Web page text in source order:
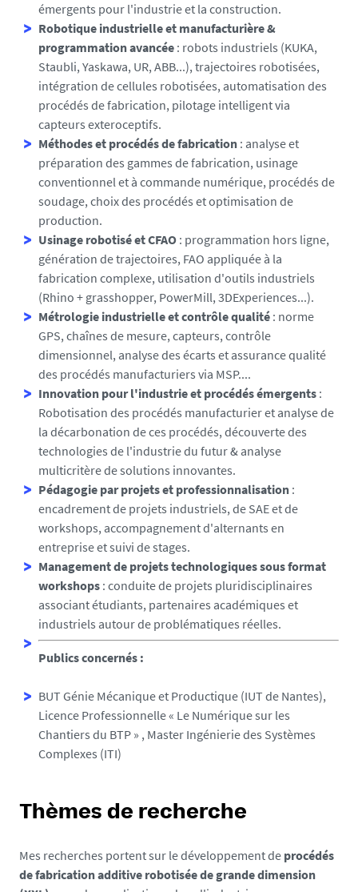
émergents pour l'industrie et la construction.
Robotique industrielle et manufacturière &
programmation avancée : robots industriels (KUKA,
Staubli, Yaskawa, UR, ABB...), trajectoires robotisées,
intégration de cellules robotisées, automatisation des
procédés de fabrication, pilotage intelligent via
capteurs exteroceptifs.
Méthodes et procédés de fabrication : analyse et
préparation des gammes de fabrication, usinage
conventionnel et à commande numérique, procédés de
soudage, choix des procédés et optimisation de
production.
Usinage robotisé et CFAO : programmation hors ligne,
génération de trajectoires, FAO appliquée à la
fabrication complexe, utilisation d'outils industriels
(Rhino + grasshopper, PowerMill, 3DExperiences...).
Métrologie industrielle et contrôle qualité : norme
GPS, chaînes de mesure, capteurs, contrôle
dimensionnel, analyse des écarts et assurance qualité
des procédés manufacturiers via MSP....
Innovation pour l'industrie et procédés émergents :
Robotisation des procédés manufacturier et analyse de
la décarbonation de ces procédés, découverte des
technologies de l'industrie du futur & analyse
multicritère de solutions innovantes.
Pédagogie par projets et professionnalisation :
encadrement de projets industriels, de SAE et de
workshops, accompagnement d'alternants en
entreprise et suivi de stages.
Management de projets technologiques sous format
workshops : conduite de projets pluridisciplinaires
associant étudiants, partenaires académiques et
industriels autour de problématiques réelles.
Publics concernés :
BUT Génie Mécanique et Productique (IUT de Nantes),
Licence Professionnelle « Le Numérique sur les
Chantiers du BTP » , Master Ingénierie des Systèmes
Complexes (ITI)
Thèmes de recherche
Mes recherches portent sur le développement de procédés
de fabrication additive robotisée de grande dimension